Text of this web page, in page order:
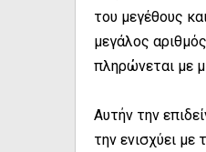
του μεγέθους
μεγάλος
πληρώνεται με
Αυτήν την
την ενισχύει